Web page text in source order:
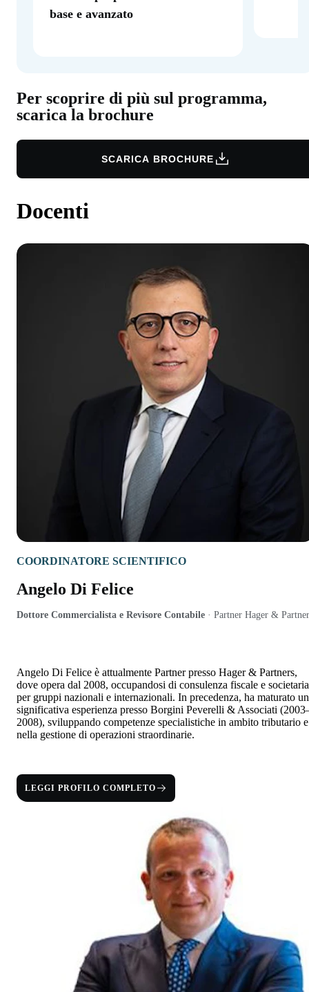
base e avanzato
Per scoprire di più sul programma,
scarica la brochure
SCARICA BROCHURE
Docenti
COORDINATORE SCIENTIFICO
Angelo Di Felice
Dottore Commercialista e Revisore Contabile · Partner Hager &
Angelo Di Felice è attualmente Partner presso Hager & Partners,
dove opera dal 2008, occupandosi di consulenza fiscale e societaria
per gruppi nazionali e internazionali. In precedenza, ha maturato
significativa esperienza presso Borgini Peverelli & Associati
2008), sviluppando competenze specialistiche in ambito tributario e
nella gestione di operazioni straordinarie.
LEGGI PROFILO COMPLETO